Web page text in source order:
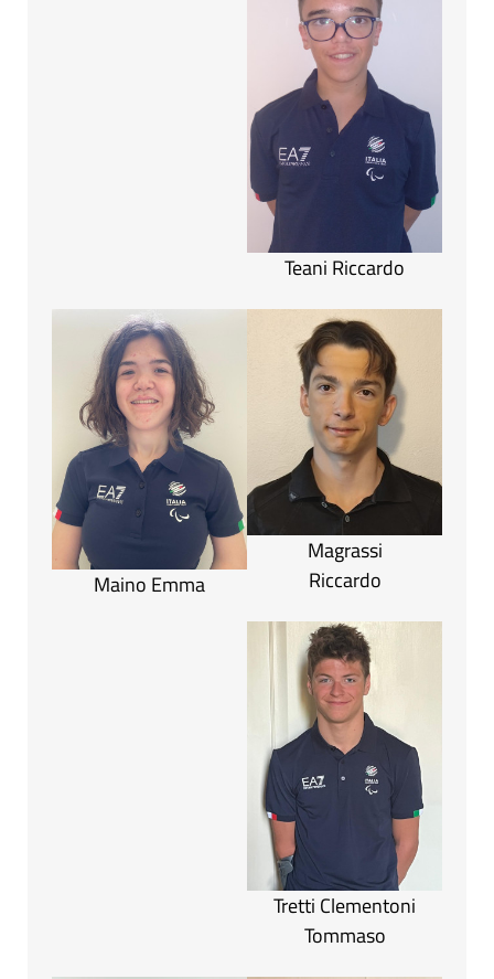
Teani Riccardo
Maino Emma
Magrassi
Riccardo
Tretti Clementoni
Tommaso